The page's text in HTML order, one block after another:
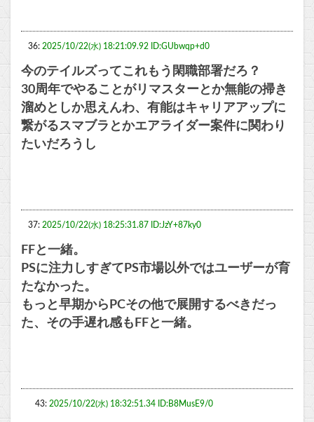
36: 2025/10/22(水) 18:21:09.92 ID:GUbwqp+d0
今のテイルズってこれもう閑職部署だろ？
30周年でやることがリマスターとか無能の掃き
溜めとしか思えんわ、有能はキャリアアップに
繋がるスマブラとかエアライダー案件に関わり
たいだろうし
37: 2025/10/22(水) 18:25:31.87 ID:JzY+87ky0
FFと一緒。
PSに注力しすぎてPS市場以外ではユーザーが育
たなかった。
もっと早期からPCその他で展開するべきだっ
た、その手遅れ感もFFと一緒。
43: 2025/10/22(水) 18:32:51.34 ID:B8MusE9/0